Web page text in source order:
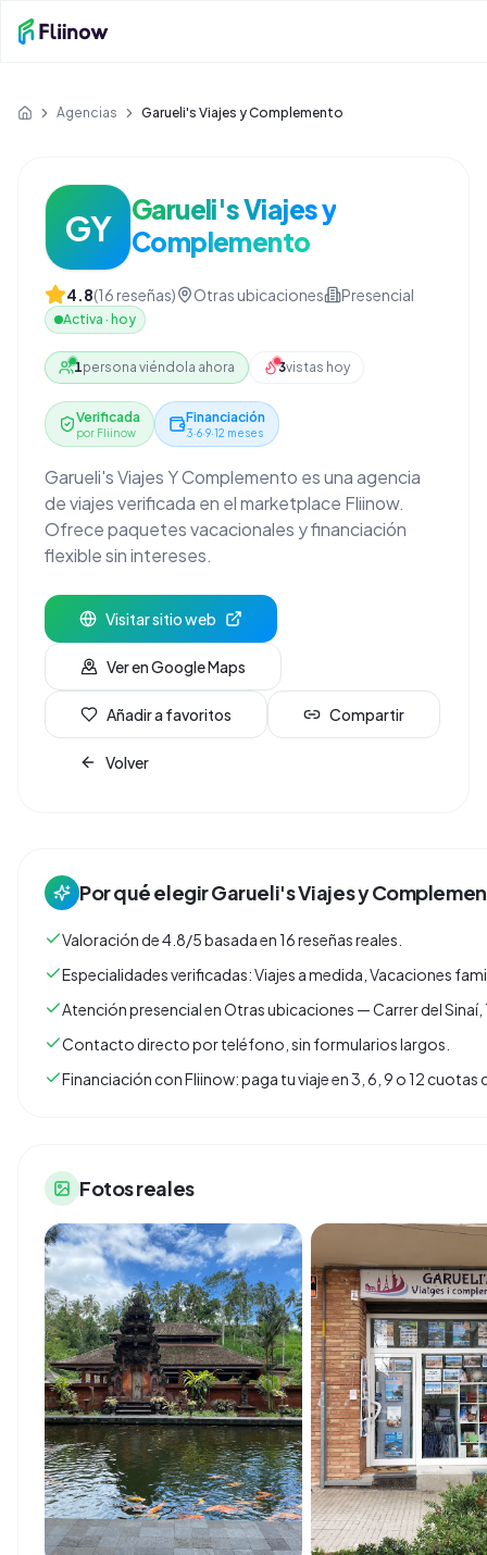
Inicio Agencias Garueli's Viajes y Complemento
GY
Garueli's Viajes y
Complemento
4.8(16reseñas) Otras ubicaciones Presencial
Activa · hoy
1persona viéndola ahora 3vistas hoy
Verificada
por Fliinow
Financiación
3·6·9·12 meses
Garueli's Viajes Y Complemento es una agencia
de viajes verificada en el marketplace Fliinow.
Ofrece paquetes vacacionales y financiación
flexible sin intereses.
Visitar sitio web
Ver en Google Maps
Añadir a favoritos Compartir
Volver
Por qué elegirGarueli's Viajes y
Valoración de 4.8/5 basada en 16 reseñas reales.
Especialidades verificadas: Viajes a medida, Vacaciones
Atención presencial en Otras ubicaciones — Carrer del
Contacto directo por teléfono, sin formularios largos.
Financiación con Fliinow: paga tu viaje en 3, 6, 9 o 12
Fotos reales